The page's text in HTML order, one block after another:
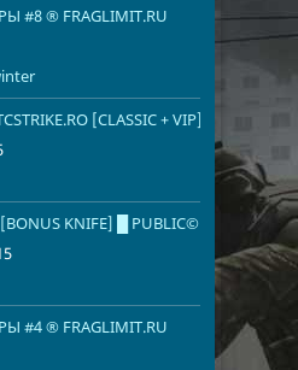
#8 ® FRAGLIMIT.RU
30/32
[CLASSIC + VIP] =-
KNIFE] █ PUBLIC©
de_inferno
#4 ® FRAGLIMIT.RU
30/32
de_dust2tz